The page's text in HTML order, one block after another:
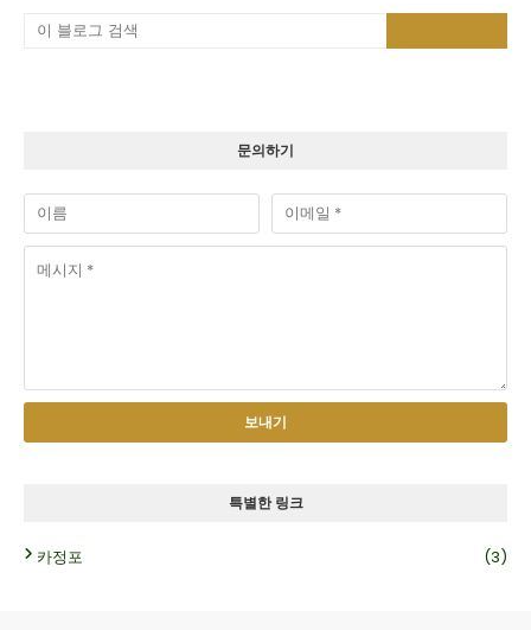
문의하기
특별한 링크
카정포 (3)